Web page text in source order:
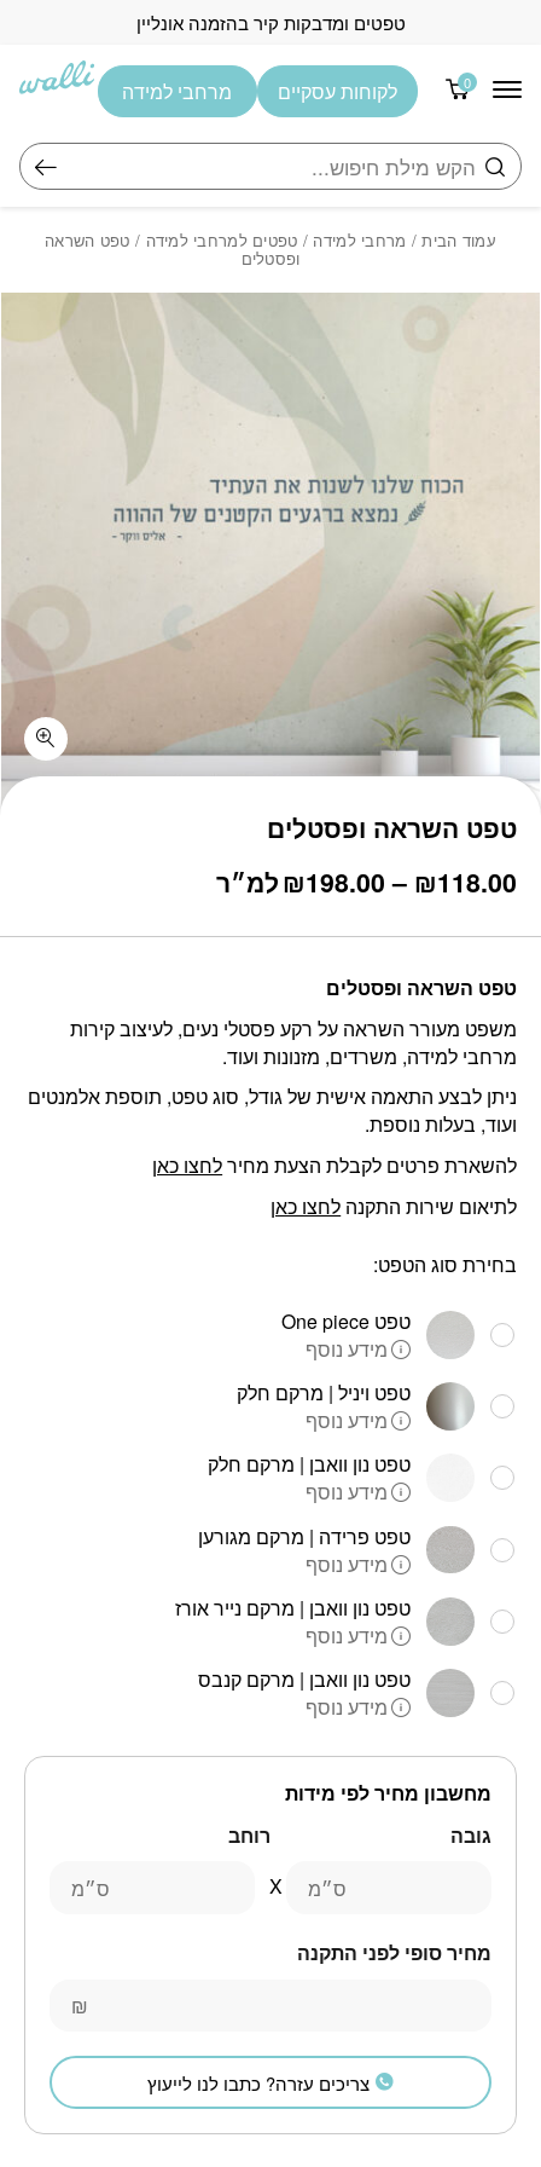
טפטים ומדבקות קיר בהזמנה אונליין
0
חיפוש
לקוחות עסקיים מרחבי למידה
עמוד הבית/ מרחבי למידה / טפטים למרחבי למידה / טפט השראה
ופסטלים
טפט השראה ופסטלים
₪118.00
–
₪198.00
טווח
⁦₪118.00⁩
למ״ר
טפט השראה ופסטלים
משפט מעורר השראה על רקע פסטלי נעים, לעיצוב קירות
מרחבי למידה, משרדים, מזנונות ועוד.
ניתן לבצע התאמה אישית של גודל, סוג טפט, תוספת אלמנטים
ועוד, בעלות נוספת.
להשארת פרטים לקבלת הצעת מחירלחצו כאן
לתיאום שירות התקנה לחצו כאן
בחירת סוג הטפט:
טפט One piece
מידע נוסף
טפט ויניל | מרקם חלק
מידע נוסף
טפט נון וואבן | מרקם חלק
מידע נוסף
טפט פרידה | מרקם מגורען
מידע נוסף
טפט נון וואבן | מרקם נייר אורז
מידע נוסף
טפט נון וואבן | מרקם קנבס
מידע נוסף
מחשבון מחיר לפי מידות
גובה
ס״מ
רוחב
ס״מ
מחיר סופי לפני התקנה
₪
צריכים עזרה? כתבו לנו לייעוץ